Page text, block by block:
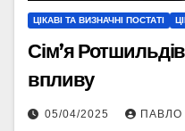
ЦІКАВІ ТА ВИЗНАЧНІ ПОСТАТІ
Сім’я
впливу
05/04/2025 ПАВЛО